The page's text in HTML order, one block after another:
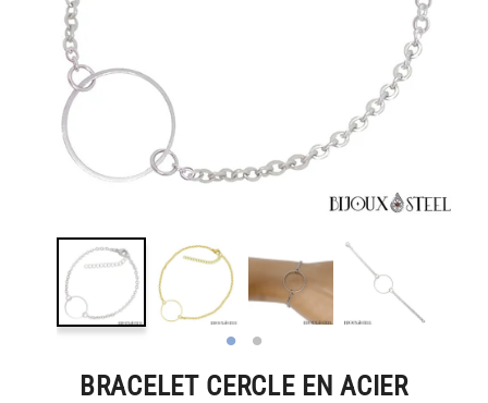
BRACELET CERCLE EN ACIER